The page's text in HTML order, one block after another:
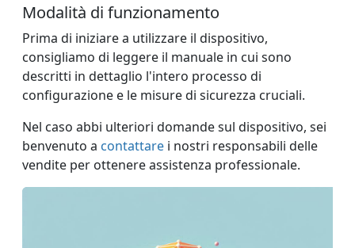
Modalità di funzionamento
Prima di iniziare a utilizzare il dispositivo,
consigliamo di leggere il manuale in cui sono
descritti in dettaglio l'intero processo di
configurazione e le misure di sicurezza cruciali.
Nel caso abbi ulteriori domande sul dispositivo, sei
benvenuto a contattare i nostri responsabili delle
vendite per ottenere assistenza professionale.